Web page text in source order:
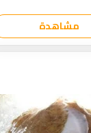
مشاهدة